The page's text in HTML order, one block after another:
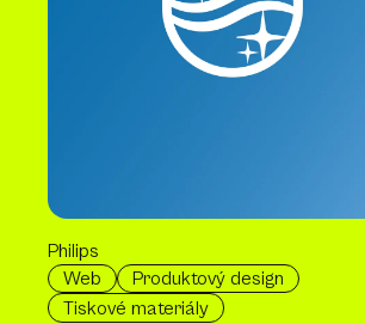
Philips
Web
Produktový design
Tiskové materiály